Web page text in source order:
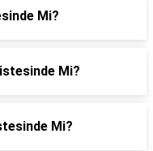
Mi?
Mi?
Mi?